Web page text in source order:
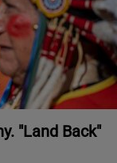
"Land Back"